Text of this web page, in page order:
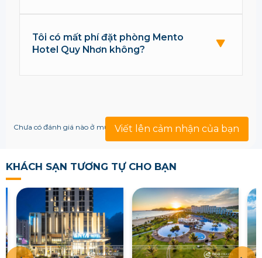
Tôi có mất phí đặt phòng Mento
Hotel Quy Nhơn không?
Viết lên cảm nhận của bạn
Chưa có đánh giá nào ở mục này!
KHÁCH SẠN TƯƠNG TỰ CHO BẠN